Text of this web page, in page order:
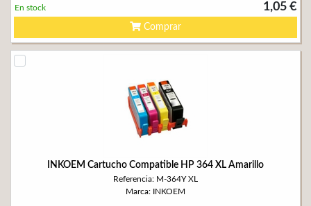
1,05 €
En stock
Comprar
INKOEM Cartucho Compatible HP 364 XL Amarillo
Referencia: M-364Y XL
Marca: INKOEM